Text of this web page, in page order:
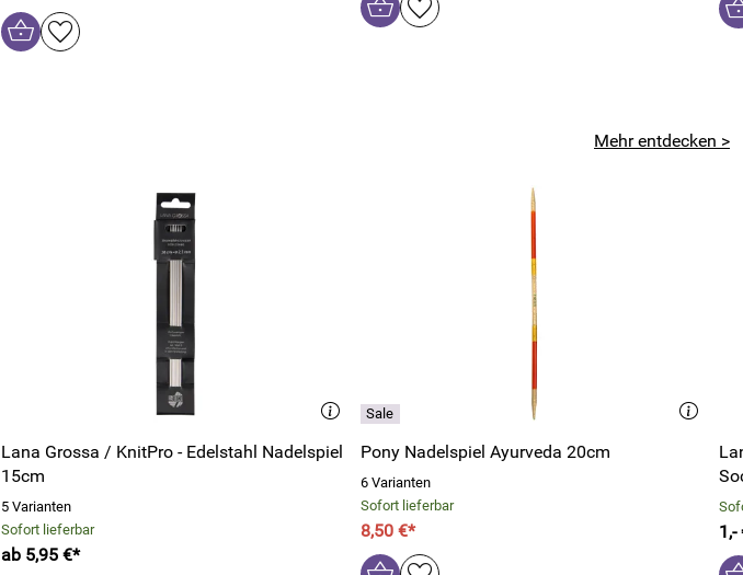
Mehr entdecken >
Lana Grossa / KnitPro - Edelstahl Nadelspiel
15cm
5 Varianten
Sofort lieferbar
ab 5,95 €*
Pony Nadelspiel Ayurveda 20cm
6 Varianten
Sofort lieferbar
8,50 €* 1,-